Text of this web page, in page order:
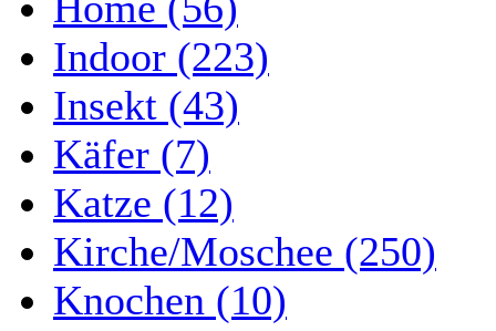
Indoor (223)
Insekt (43)
Käfer (7)
Katze (12)
Kirche/Moschee (250)
Knochen (10)